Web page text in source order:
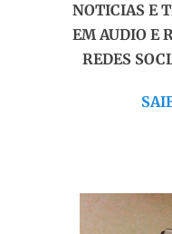
NOTICIAS E
EM AUDIO E
REDES